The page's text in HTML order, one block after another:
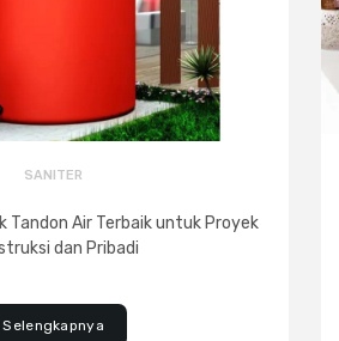
SANITER
Tandon Air Terbaik untuk Proyek
dan Pribadi
Selengkapnya